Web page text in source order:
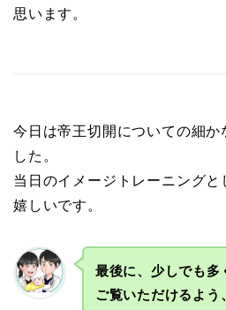
思います。
今日は帝王切開についての細か
した。
当日のイメージトレーニングと
嬉しいです。
最後に、少しでも多
ご覧いただけるよう